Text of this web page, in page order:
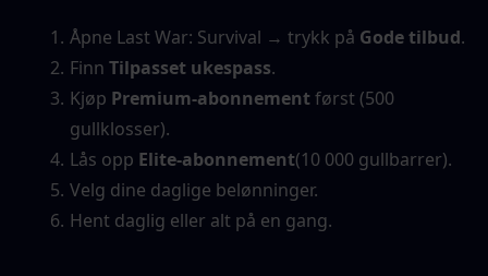
Åpne Last War: Survival → trykk på Gode tilbud.
Finn Tilpasset ukespass.
Kjøp Premium-abonnement først (500
gullklosser).
Lås opp Elite-abonnement(10 000 gullbarrer).
Velg dine daglige belønninger.
Hent daglig eller alt på en gang.